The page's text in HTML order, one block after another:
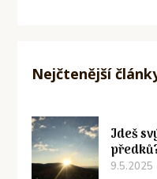
Nejčtenější
Jdeš
9.5.2025